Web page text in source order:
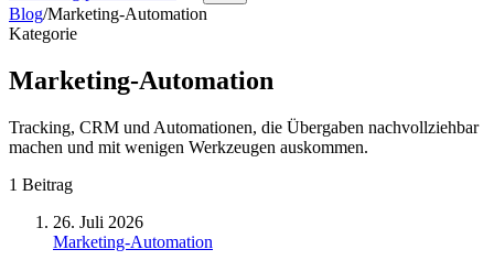
Blog/Marketing-Automation
Kategorie
Marketing-Automation
Tracking, CRM und Automationen, die Übergaben nachvollziehbar
machen und mit wenigen Werkzeugen auskommen.
1 Beitrag
26. Juli 2026
Marketing-Automation